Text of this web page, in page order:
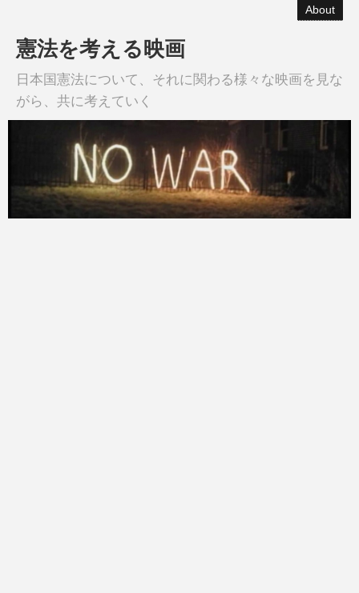
About
憲法を考える映画
日本国憲法について、それに関わる様々な映画を見な
がら、共に考えていく